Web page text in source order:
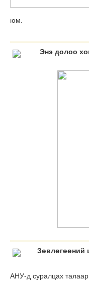
юм.
Энэ долоо
Зѳвлѳгѳѳний
АНУ-д суралцах